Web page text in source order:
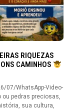
RIQUEZAS
CAMINHOS
07/WhatsApp-Video-
ou pedras preciosas,
sua cultura,